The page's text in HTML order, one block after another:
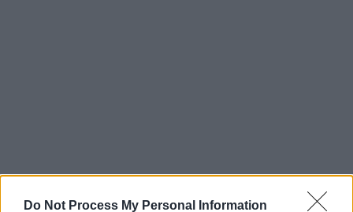
Do Not Process My Personal Information